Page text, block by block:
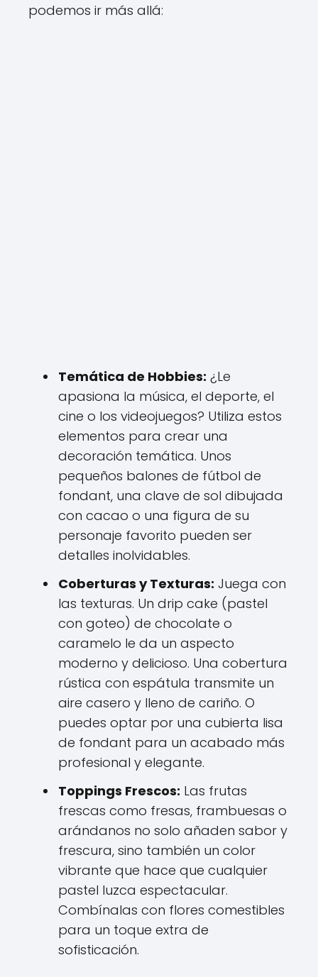
podemos ir más allá:
Temática de Hobbies: ¿Le
apasiona la música, el deporte, el
cine o los videojuegos? Utiliza estos
elementos para crear una
decoración temática. Unos
pequeños balones de fútbol de
fondant, una clave de sol dibujada
con cacao o una figura de su
personaje favorito pueden ser
detalles inolvidables.
Coberturas y Texturas: Juega con
las texturas. Un drip cake (pastel
con goteo) de chocolate o
caramelo le da un aspecto
moderno y delicioso. Una cobertura
rústica con espátula transmite un
aire casero y lleno de cariño. O
puedes optar por una cubierta lisa
de fondant para un acabado más
profesional y elegante.
Toppings Frescos: Las frutas
frescas como fresas, frambuesas o
arándanos no solo añaden sabor y
frescura, sino también un color
vibrante que hace que cualquier
pastel luzca espectacular.
Combínalas con flores comestibles
para un toque extra de
sofisticación.